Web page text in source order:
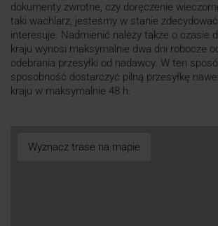
dokumenty zwrotne, czy doręczenie
taki wachlarz, jesteśmy w stanie
interesuje. Nadmienić należy także o czasie
kraju wynosi maksymalnie dwa dni robocze
odebrania przesyłki od nadawcy. W ten
sposobność dostarczyć pilną przesyłkę
kraju w maksymalnie 48 h.
Wyznacz trase na mapie